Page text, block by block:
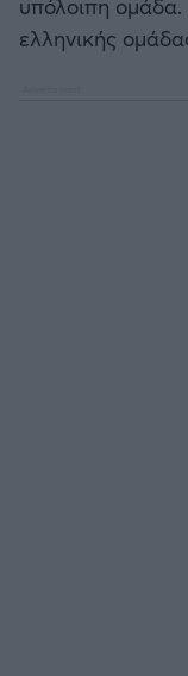
υπόλοιπη
ελληνικής